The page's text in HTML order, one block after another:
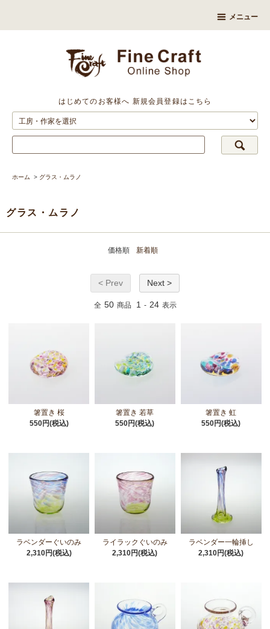
メニュー
はじめてのお客様へ 新規会員登録はこちら
ホーム > グラス・ムラノ
グラス・ムラノ
価格順 新着順
< Prev Next >
全 50 商品 1 - 24 表示
箸置き 桜
550円(税込)
箸置き 若草
550円(税込)
箸置き 虹
550円(税込)
ラベンダーぐいのみ
2,310円(税込)
ライラックぐいのみ
2,310円(税込)
ラベンダー一輪挿し
2,310円(税込)